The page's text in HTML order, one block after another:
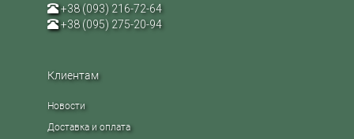
+38 (093) 216-72-64
+38 (095) 275-20-94
Клиентам
Новости
Доставка и оплата